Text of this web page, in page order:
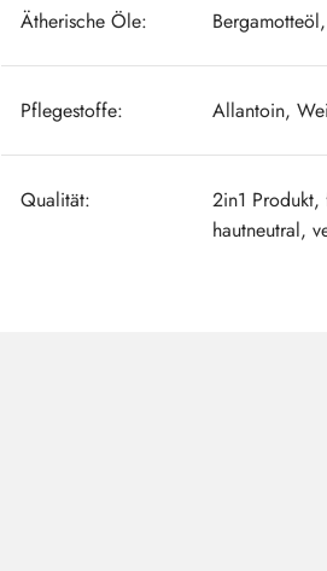
Ätherische Öle:
Pflegestoffe: Allantoin,
Qualität:
2in1
hautneutral,